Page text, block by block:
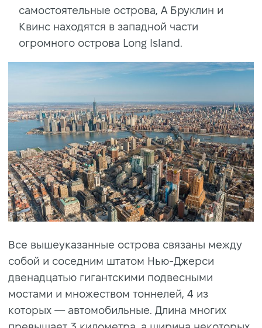
самостоятельные острова, А Бруклин и
Квинс находятся в западной части
огромного острова Long Island.
Все вышеуказанные острова связаны между
собой и соседним штатом Нью-Джерси
двенадцатью гигантскими подвесными
мостами и множеством тоннелей, 4 из
которых — автомобильные. Длина многих